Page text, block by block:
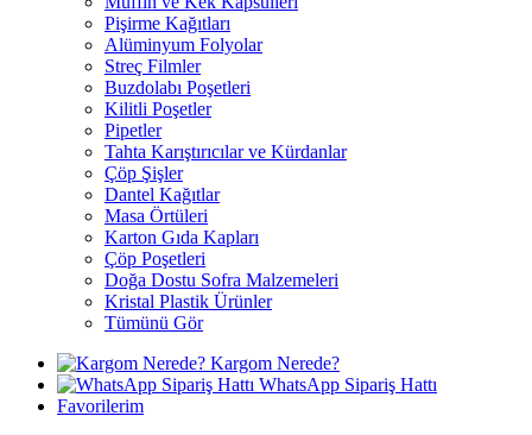
Pişirme Kağıtları
Alüminyum Folyolar
Streç Filmler
Buzdolabı Poşetleri
Kilitli Poşetler
Pipetler
Tahta Karıştırıcılar ve Kürdanlar
Çöp Şişler
Dantel Kağıtlar
Masa Örtüleri
Karton Gıda Kapları
Çöp Poşetleri
Doğa Dostu Sofra Malzemeleri
Kristal Plastik Ürünler
Tümünü Gör
Kargom Nerede?
WhatsApp Sipariş Hattı
Favorilerim